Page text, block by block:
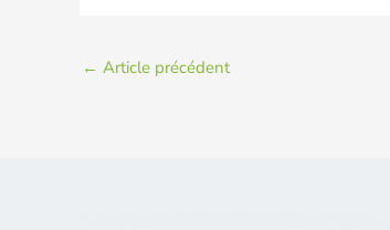
← Article précédent